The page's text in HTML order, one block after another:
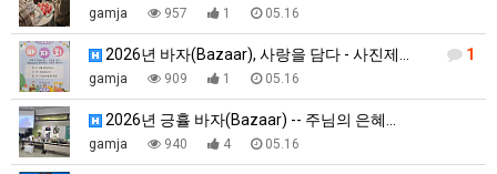
gamja 957 1 05.16
1
2026년 바자(Bazaar), 사랑을 담다 - 사진제…
gamja 909 1 05.16
2026년 긍휼 바자(Bazaar) -- 주님의 은혜…
gamja 940 4 05.16